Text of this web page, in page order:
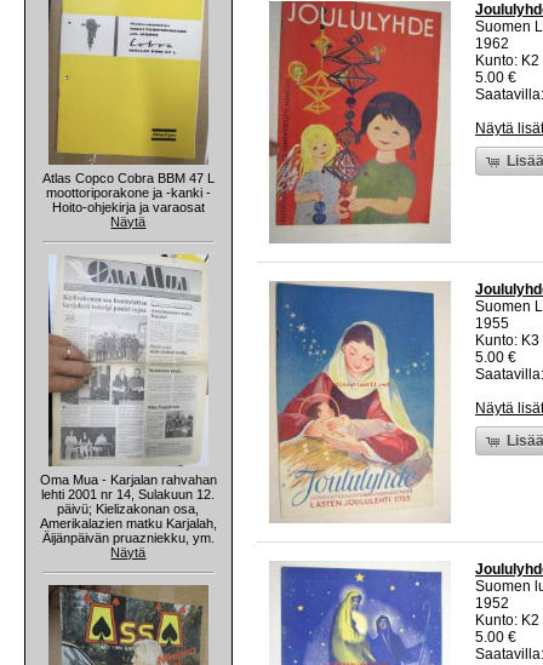
Atlas Copco Cobra BBM 47 L
moottoriporakone ja -kanki -
Hoito-ohjekirja ja varaosat
Näytä
Oma Mua - Karjalan rahvahan
lehti 2001 nr 14, Sulakuun 12.
päivü; Kielizakonan osa,
Amerikalazien matku Karjalah,
Äijänpäivän pruazniekku, ym.
Näytä
Suomen
1962
Kunto:
5.00 €
Näytä
Suomen
1955
Kunto:
5.00 €
Näytä
Suomen
1952
Kunto:
5.00 €